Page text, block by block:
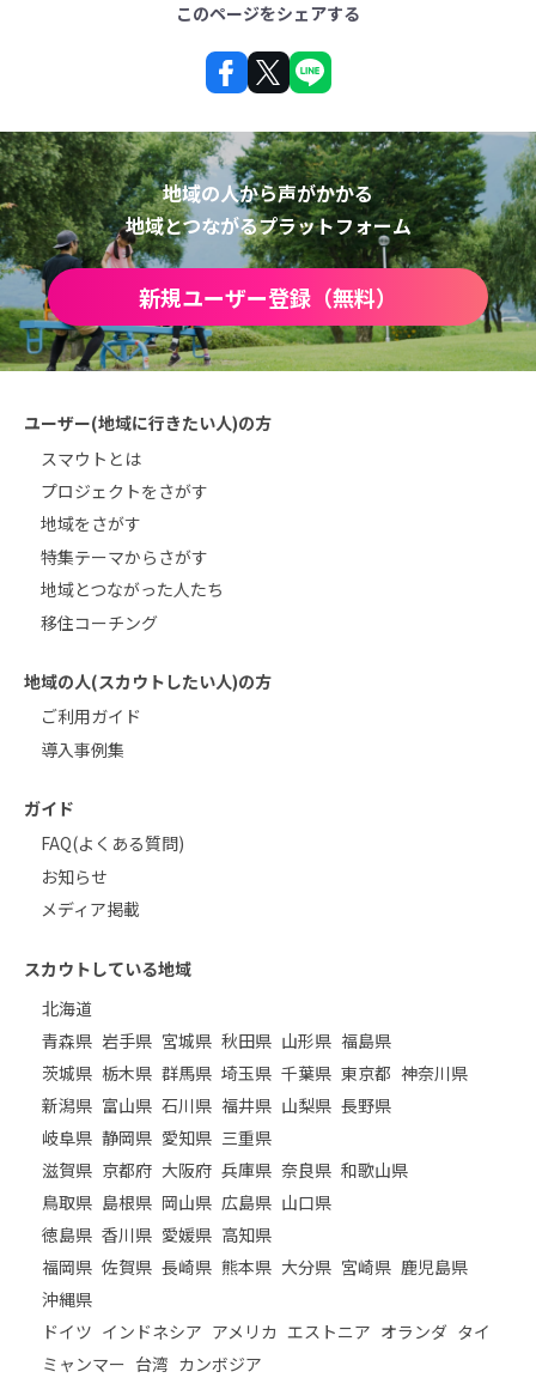
このページをシェアする
地域の人から声がかかる
地域とつながるプラットフォーム
新規ユーザー登録（無料）
ユーザー(地域に行きたい人)の方
スマウトとは
プロジェクトをさがす
地域をさがす
特集テーマからさがす
地域とつながった人たち
移住コーチング
地域の人(スカウトしたい人)の方
ご利用ガイド
導入事例集
ガイド
FAQ(よくある質問)
お知らせ
メディア掲載
スカウトしている地域
北海道
青森県 岩手県 宮城県 秋田県 山形県 福島県
茨城県 栃木県 群馬県 埼玉県 千葉県 東京都 神奈川県
新潟県 富山県 石川県 福井県 山梨県 長野県
岐阜県 静岡県 愛知県 三重県
滋賀県 京都府 大阪府 兵庫県 奈良県 和歌山県
鳥取県 島根県 岡山県 広島県 山口県
徳島県 香川県 愛媛県 高知県
福岡県 佐賀県 長崎県 熊本県 大分県 宮崎県 鹿児島県
沖縄県
ドイツ インドネシア アメリカ エストニア オランダ タイ
ミャンマー 台湾 カンボジア